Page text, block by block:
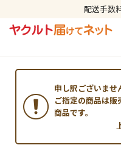
配送手数
申し訳ございませ
ご指定の商品は
商品です。